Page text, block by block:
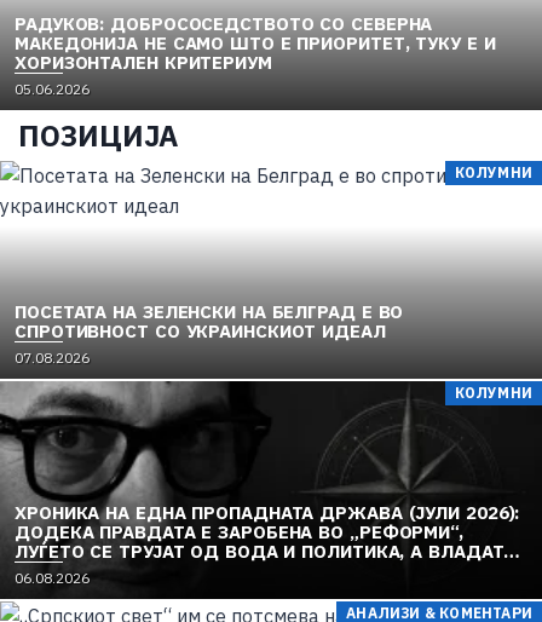
n
РАДУКОВ: ДОБРОСОСЕДСТВОТО СО СЕВЕРНА
МАКЕДОНИЈА НЕ САМО ШТО Е ПРИОРИТЕТ, ТУКУ Е И
ХОРИЗОНТАЛЕН КРИТЕРИУМ
P
o
t
e
d
05.06.2026
ПОЗИЦИЈА
КОЛУМНИ
ПОСЕТАТА НА ЗЕЛЕНСКИ НА БЕЛГРАД Е ВО
СПРОТИВНОСТ СО УКРАИНСКИОТ ИДЕАЛ
P
o
t
e
n
07.08.2026
КОЛУМНИ
ХРОНИКА НА ЕДНА ПРОПАДНАТА ДРЖАВА (ЈУЛИ 2026):
ДОДЕКА ПРАВДАТА Е ЗАРОБЕНА ВО „РЕФОРМИ“,
ЛУЃЕТО СЕ ТРУЈАТ ОД ВОДА И ПОЛИТИКА, А ВЛАДАТА
И ОПОЗИЦИЈАТА СЕ „РЕКОНСТРУИРААТ“ – ЗЕМЈАТА
ТОНЕ ВО „ДОСТОИНСТВО“ И МОЛЧИ ПРЕД УКРАИНА
P
o
06.08.2026
АНАЛИЗИ & КОМЕНТАРИ